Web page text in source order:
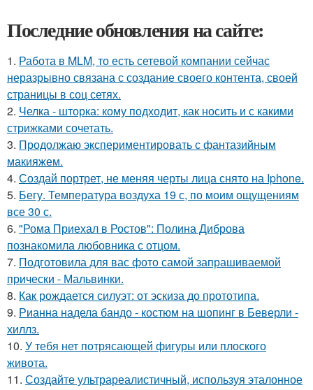
Последние обновления на сайте:
1. Работа в MLM, то есть сетевой компании сейчас
неразрывно связана с создание своего контента, своей
страницы в соц сетях.
2. Челка - шторка: кому подходит, как носить и с какими
стрижками сочетать.
3. Продолжаю экспериментировать с фантазийным
макияжем.
4. Создай портрет, не меняя черты лица снято на Iphone.
5. Бегу. Температура воздуха 19 с, по моим ощущениям
все 30 с.
6. "Рома Приехал в Ростов": Полина Диброва
познакомила любовника с отцом.
7. Подготовила для вас фото самой запрашиваемой
прически - Мальвинки.
8. Как рождается силуэт: от эскиза до прототипа.
9. Рианна надела бандо - костюм на шопинг в Беверли -
хиллз.
10. У тебя нет потрясающей фигуры или плоского
живота.
11. Создайте ультрареалистичный, используя эталонное